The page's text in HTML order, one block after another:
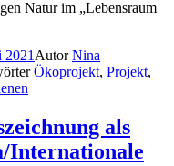
Natur im „Lebensraum
2021 AutorNina
Ökoprojekt, Projekt,
als
Internationale